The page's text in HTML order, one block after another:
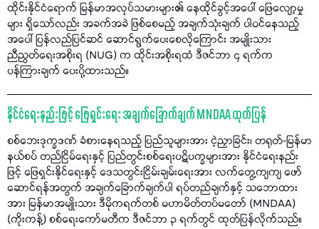
ထိုင်းနိုင်ငံရောက် မြန်မာအလုပ်သမားများ၏ နေထိုင်ခွင့်အပေါ် ဖြေလျော့မှု
များ ရှိသော်လည်း အခက်အခဲ ဖြစ်စေမည့် အချက်သုံးချက် ပါဝင်နေသည့်
အပေါ် ပြန်လည်ပြင်ဆင် ဆောင်ရွက်ပေးစေလိုကြောင်း အမျိုးသား
ညီညွတ်ရေးအစိုးရ (NUG) က ထိုင်းအစိုးရထံ ဒီဇင်ဘာ ၄ ရက်က
ပန်ကြားချက် ပေးပို့ထားသည်။
နိုင်ငံရေးနည်းဖြင့် ဖြေရှင်းရေး အချက်ခြောက်ချက် MNDAA ထုတ်ပြန်
စစ်ဘေးဒုက္ခဒဏ် ခံစားနေရသည့် ပြည်သူများအား ငဲ့ညှာခြင်း၊ တရုတ်-မြန်မာ
နယ်စပ် တည်ငြိမ်ရေးနှင့် ပြည်တွင်းစစ်ရေးပဋိပက္ခများအား နိုင်ငံရေးနည်း
ဖြင့် ဖြေရှင်းနိုင်ရေးနှင့် ဒေသတွင်းငြိမ်းချမ်းရေးအား လက်တွေ့ကျကျ ဖော်
ဆောင်ရန်အတွက် အချက်ခြောက်ချက်ပါ ရပ်တည်ချက်နှင့် သဘောထား
အား မြန်မာအမျိုးသား ဒီမိုကရက်တစ် မဟာမိတ်တပ်မတော် (MNDAA)
(ကိုးကန့်) စစ်ရေးကော်မတီက ဒီဇင်ဘာ ၃ ရက်တွင် ထုတ်ပြန်လိုက်သည်။